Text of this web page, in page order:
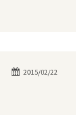
2015/02/22